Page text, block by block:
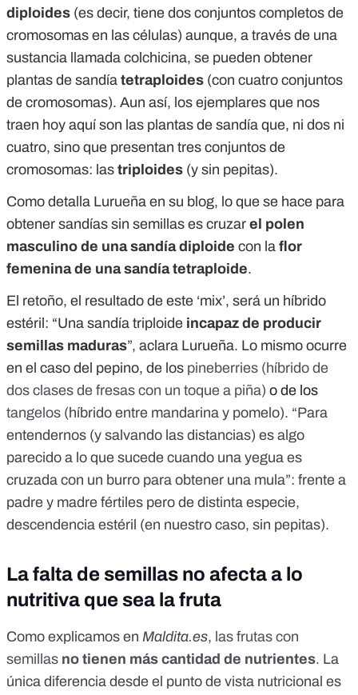
diploides (es decir, tiene dos conjuntos completos de
cromosomas en las células) aunque, a través de una
sustancia llamada colchicina, se pueden obtener
plantas de sandía tetraploides (con cuatro conjuntos
de cromosomas). Aun así, los ejemplares que nos
traen hoy aquí son las plantas de sandía que, ni dos ni
cuatro, sino que presentan tres conjuntos de
cromosomas: las triploides (y sin pepitas).
Como detalla Lurueña en su blog, lo que se hace para
obtener sandías sin semillas es cruzar el polen
masculino de una sandía diploide con la flor
femenina de una sandía tetraploide.
El retoño, el resultado de este ‘mix’, será un híbrido
estéril: “Una sandía triploide incapaz de producir
semillas maduras”, aclara Lurueña. Lo mismo ocurre
en el caso del pepino, de los pineberries (híbrido de
dos clases de fresas con un toque a piña) o de los
tangelos (híbrido entre mandarina y pomelo). “Para
entendernos (y salvando las distancias) es algo
parecido a lo que sucede cuando una yegua es
cruzada con un burro para obtener una mula”: frente a
padre y madre fértiles pero de distinta especie,
descendencia estéril (en nuestro caso, sin pepitas).
La falta de semillas no afecta a lo
nutritiva que sea la fruta
Como explicamos en Maldita.es, las frutas con
semillas no tienen más cantidad de nutrientes. La
única diferencia desde el punto de vista nutricional es